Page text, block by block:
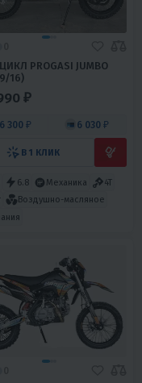
PROGASI JUMBO
16)
₽
6 300 ₽ 6 030 ₽
В 1 КЛИК
6.8 Механика
4T
Воздушно-масляное